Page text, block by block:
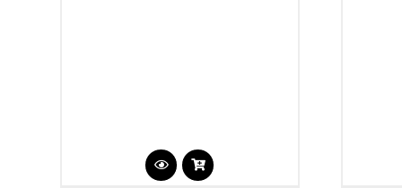
Dit